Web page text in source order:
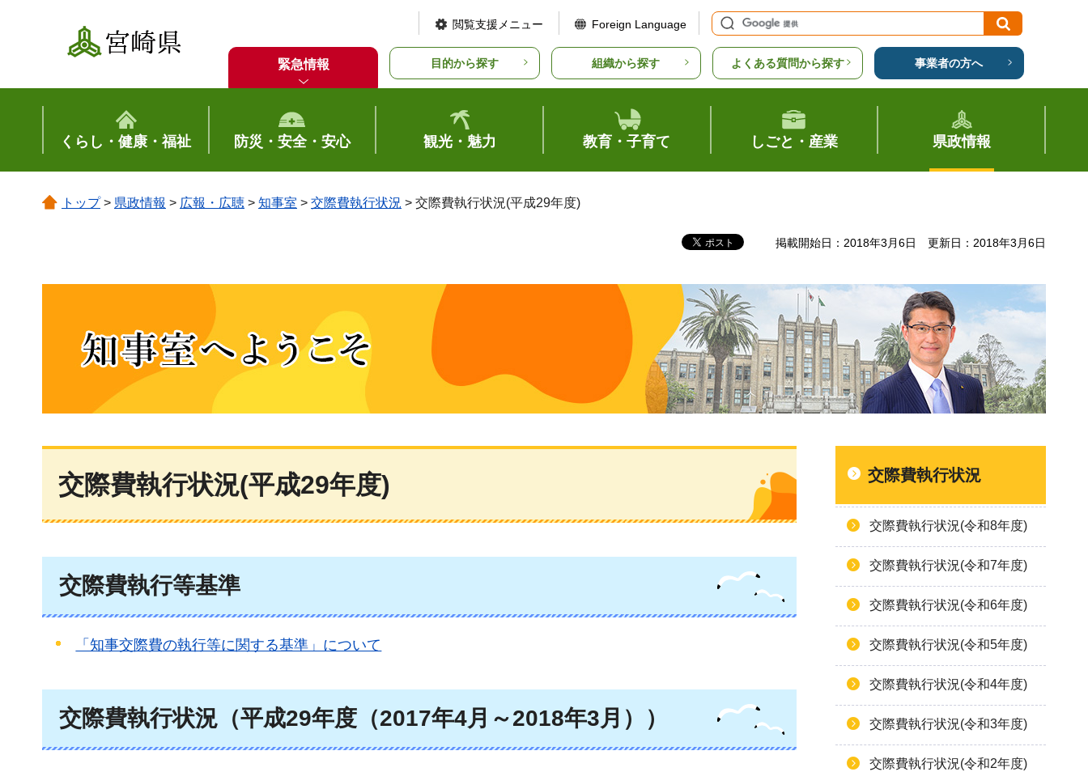
宮崎県
閲覧支援メニュー Foreign Language
緊急情報 目的から探す 組織から探す よくある質問から探す 事業者の方へ
くらし・健康・福祉 防災・安全・安心 観光・魅力 教育・子育て しごと・産業 県政情報
トップ> 県政情報 > 広報・広聴 > 知事室 > 交際費執行状況 > 交際費執行状況(平成29年度)
掲載開始日：2018年3月6日 更新日：2018年3月6日
交際費執行状況(平成29年度)
交際費執行等基準
「知事交際費の執行等に関する基準」について
交際費執行状況（平成29年度（2017年4月～2018年3月））
交際費執行状況
交際費執行状況(令和8年度)
交際費執行状況(令和7年度)
交際費執行状況(令和6年度)
交際費執行状況(令和5年度)
交際費執行状況(令和4年度)
交際費執行状況(令和3年度)
交際費執行状況(令和2年度)